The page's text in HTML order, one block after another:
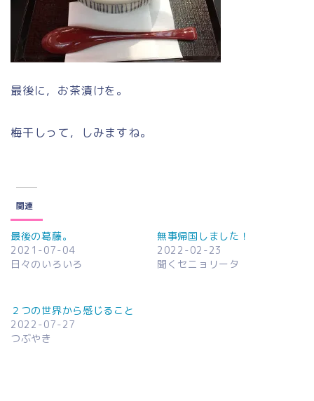
最後に，お茶漬けを。
梅干しって，しみますね。
関連
最後の葛藤。
2021-07-04
日々のいろいろ
無事帰国しました！
2022-02-23
聞くセニョリータ
２つの世界から感じること
2022-07-27
つぶやき